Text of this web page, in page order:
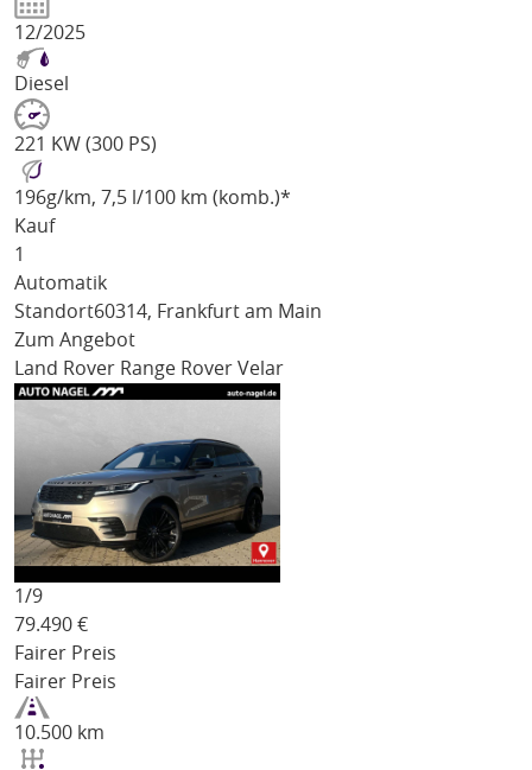
12/2025
Diesel
221 KW (300 PS)
196g/km, 7,5 l/100 km (komb.)*
Kauf
1
Automatik
Standort60314, Frankfurt am Main
Zum Angebot
Land Rover Range Rover Velar
1/9
79.490 €
Fairer Preis
Fairer Preis
10.500 km